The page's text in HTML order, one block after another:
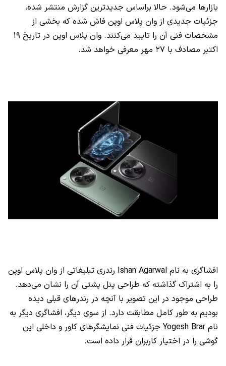
بازارها می‌شود. حالا براساس جدیدترین گزارش منتشر شده،
جزئیات جدیدی از وان پلاس اوپن فاش شده که بخشی از
مشخصات فنی آن را تایید می‌کنند. وان پلاس اوپن در تاریخ ۱۹
اکتبر مصادف با ۲۷ مهر معرفی خواهد شد.
افشاگری به نام Ishan Agarwal رندری تبلیغاتی از وان پلاس اوپن
را به اشتراک گذاشته که طراحی پنل پشتی آن را نشان می‌دهد.
طراحی موجود در این تصویر با آنچه در رندرهای قبلی دیده
بودیم به طور کامل مطابقت دارد. از سوی دیگر، افشاگری دیگر به
نام Yogesh Brar جزئیات فنی نمایشگرهای کاور و داخلی این
گوشی را در اختیار کاربران قرار داده است.